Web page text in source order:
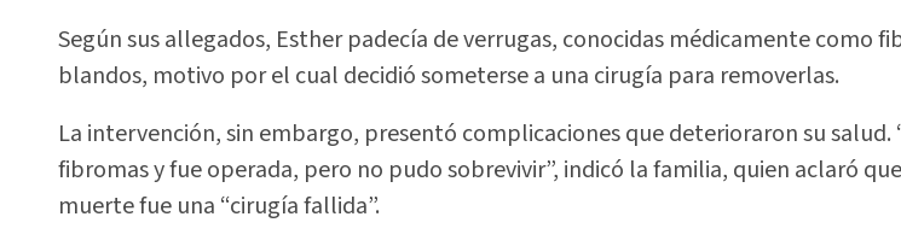
Según sus allegados, Esther padecía de verrugas, conocidas médicamente como
blandos, motivo por el cual decidió someterse a una cirugía para removerlas.
La intervención, sin embargo, presentó complicaciones que deterioraron su salud.
fibromas y fue operada, pero no pudo sobrevivir”, indicó la familia, quien aclaró
muerte fue una “cirugía fallida”.